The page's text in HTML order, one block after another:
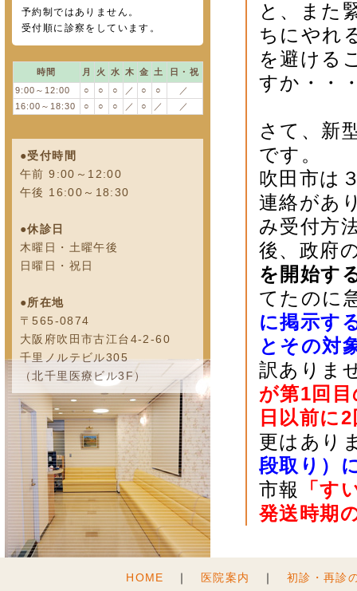
予約制ではありません。
受付順に診察をしています。
時間 月 火 水 木 金 土
日・祝
9:00～12:00
○ ○ ○ ／ ○ ○
／
16:00～18:30
○ ○ ○ ／ ○ ／ ／
●受付時間
午前 9:00～12:00
午後 16:00～18:30
●休診日
木曜日・土曜午後
日曜日・祝日
●所在地
〒565-0874
大阪府吹田市古江台4-2-60
千里ノルテビル305
（北千里医療ビル3F）
と、また
ちにやれ
を避ける
すか・・
さて、新
です。
吹田市は
連絡があ
み受付方
後、政府
を開始す
てたのに
に掲示す
とその対
訳ありま
が第1回
日以前に
更はあり
段取り）
市報
「す
発送時期
HOME ｜ 医院案内 ｜ 初診・再診